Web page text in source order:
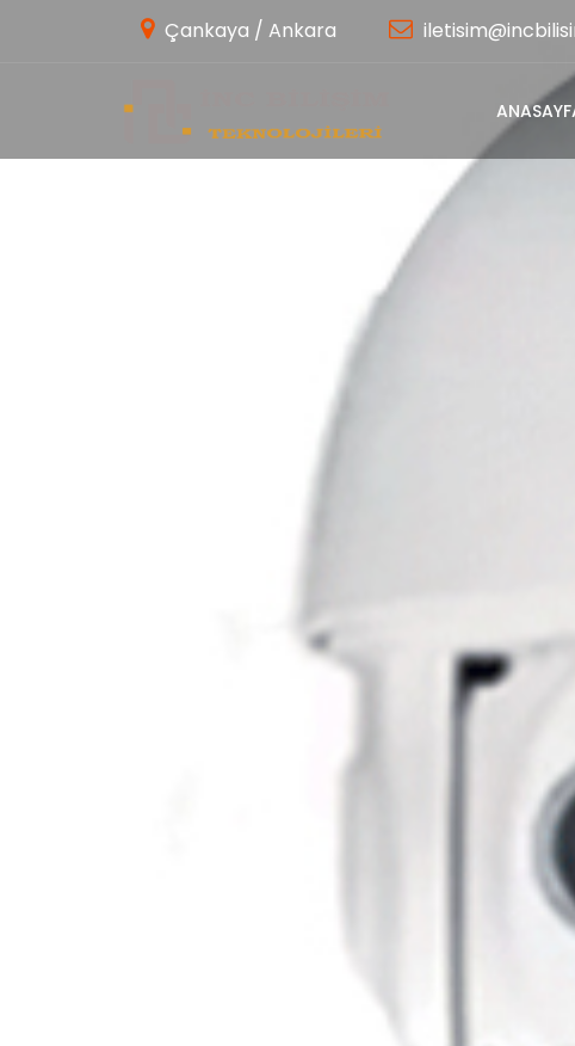
Çankaya / Ankara